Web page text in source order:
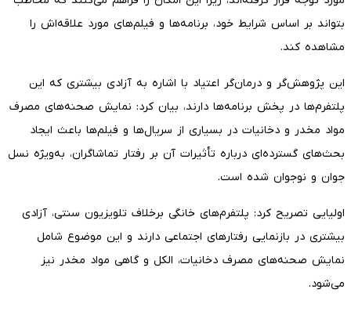
بتواند بر اساس شرایط خود، برنامه‌ها و فیلم‌های مورد علاقه‌اش را
مشاهده کند.
این پژوهش‌گر و درمان‌گر اعتیاد با اشاره به آزادی بیشتری که این
پلتفرم‌ها در پخش برنامه‌ها دارند، بیان کرد: نمایش صحنه‌های مصرف
مواد مخدر و دخانیات در بسیاری از سریال‌ها و فیلم‌ها باعث ایجاد
بحث‌های گسترده‌ای درباره تأثیرات آن بر رفتار تماشاگران، به‌ویژه نسل
جوان و نوجوان شده است.
اولیایی تصریح کرد: پلتفرم‌های خانگی برخلاف تلویزیون سنتی، آزادی
بیشتری در بازنمایی رفتارهای اجتماعی دارند و این موضوع شامل
نمایش صحنه‌های مصرف دخانیات، الکل و گاهی مواد مخدر نیز
می‌شود.